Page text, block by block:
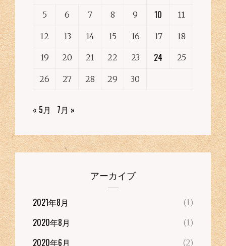
5 6 7 8 9 10 11
12 13 14 15 16 17 18
19 20 21 22 23 24 25
26 27 28 29 30
« 5月 7月 »
アーカイブ
2021年8月 (1)
2020年8月 (1)
2020年6月 (2)